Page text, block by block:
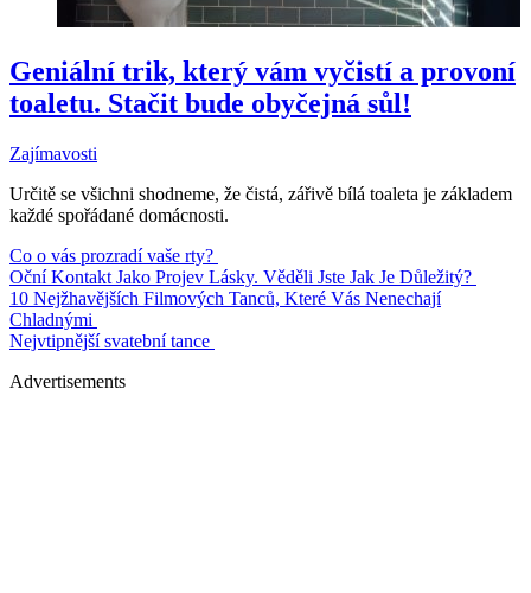
Geniální trik, který vám vyčistí a provoní
toaletu. Stačit bude obyčejná sůl!
Zajímavosti
Určitě se všichni shodneme, že čistá, zářivě bílá toaleta je základem
každé spořádané domácnosti.
Co o vás prozradí vaše rty?
Oční Kontakt Jako Projev Lásky. Věděli Jste Jak Je Důležitý?
10 Nejžhavějších Filmových Tanců, Které Vás Nenechají
Chladnými
Nejvtipnější svatební tance
Advertisements